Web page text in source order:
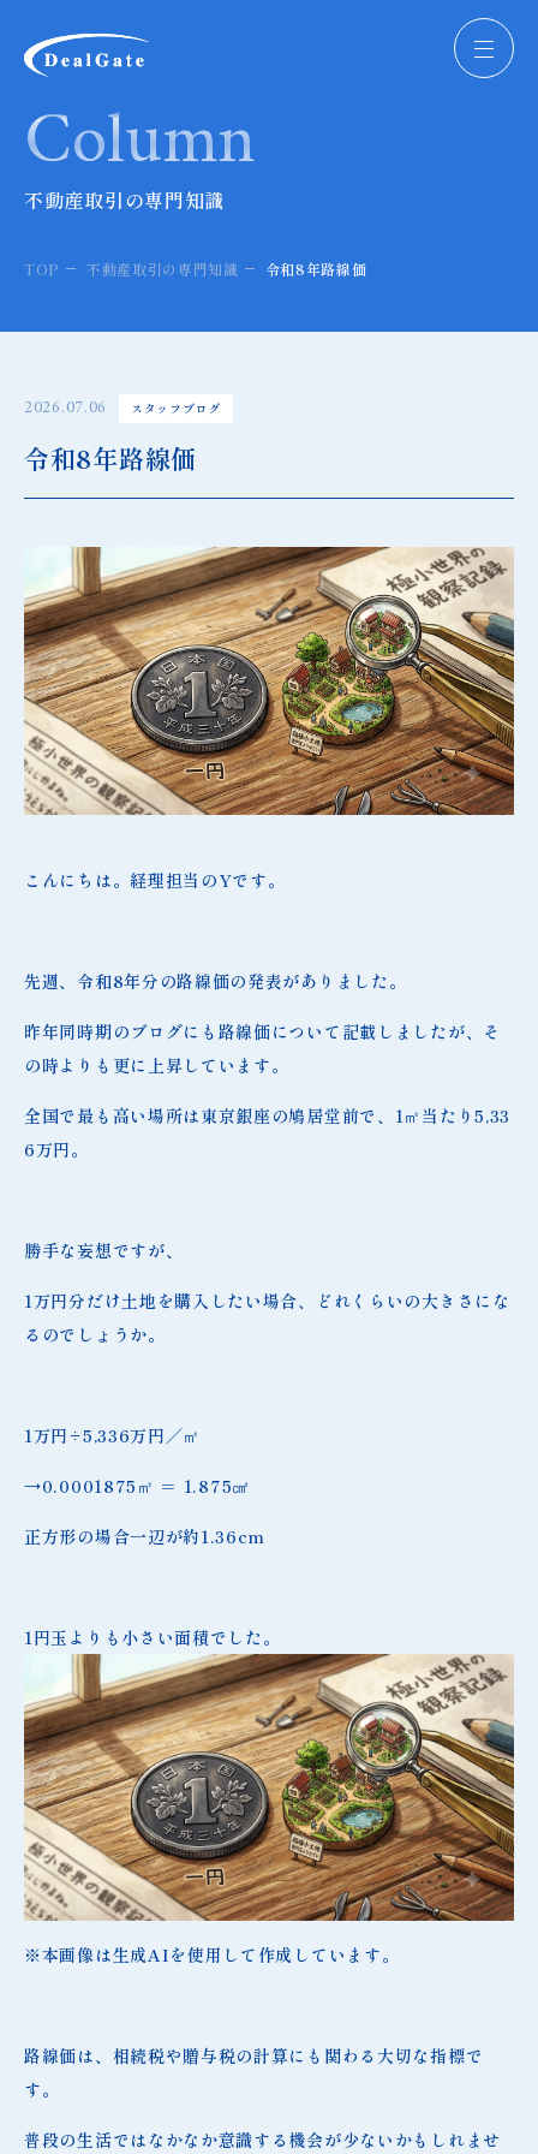
Column
不動産取引の専門知識
TOP 不動産取引の専門知識 令和8年路線価
2026.07.06 スタッフブログ
令和8年路線価
こんにちは。経理担当のYです。
先週、令和8年分の路線価の発表がありました。
昨年同時期のブログにも路線価について記載しましたが、そ
の時よりも更に上昇しています。
全国で最も高い場所は東京銀座の鳩居堂前で、1㎡当たり5,33
6万円。
勝手な妄想ですが、
1万円分だけ土地を購入したい場合、どれくらいの大きさにな
るのでしょうか。
1万円÷5,336万円／㎡
→0.0001875㎡ ＝ 1.875㎠
正方形の場合一辺が約1.36cm
1円玉よりも小さい面積でした。
※本画像は生成AIを使用して作成しています。
路線価は、相続税や贈与税の計算にも関わる大切な指標で
す。
普段の生活ではなかなか意識する機会が少ないかもしれませ